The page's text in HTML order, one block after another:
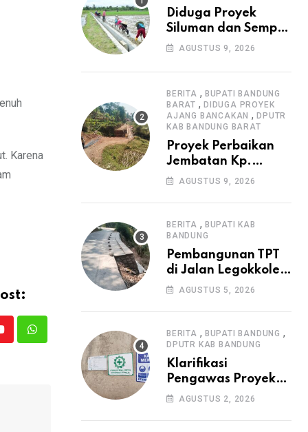
Karena
Whatsapp
Diduga Proyek
Siluman dan Sempat
Mangkrak, Warga
Tuntas
Pembangunan
Irigasi P3-TGAI di
Cangkuang
AGUSTUS 9, 2026
BERITA , BUPATI BANDUNG
BARAT , DIDUGA PROYEK
AJANG BANCAKAN ,DPUTR
KAB BANDUNG BARAT
Proyek Perbaikan
Jembatan Kp.
Pamipiran Disorot
Informasi Tak
Cantumkan PPK,
Konsultan, dan
Prosedur K3
AGUSTUS 9, 2026
BERITA , BUPATI KAB
BANDUNG
Pembangunan TPT
di Jalan Legokkole
Rawabogo Disorot
Tanpa Papan
Informasi Proyek
AGUSTUS 5, 2026
BERITA , BUPATI BANDUNG ,
DPUTR KAB BANDUNG
Klarifikasi
Pengawas Proyek
Citiis Terkait
Pengawasan K3
AGUSTUS 2, 2026